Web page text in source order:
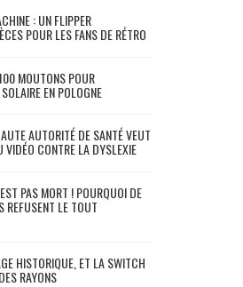
: UN FLIPPER
POUR LES FANS DE RÉTRO
MOUTONS POUR
EN POLOGNE
AUTORITÉ DE SANTÉ VEUT
VIDÉO CONTRE LA DYSLEXIE
PAS MORT ! POURQUOI DE
REFUSENT LE TOUT
HISTORIQUE, ET LA SWITCH
RAYONS